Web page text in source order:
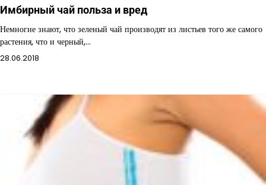
Имбирный чай польза и вред
Немногие знают, что зеленый чай производят из листьев того же самого
растения, что и черный,…
28.06.2018